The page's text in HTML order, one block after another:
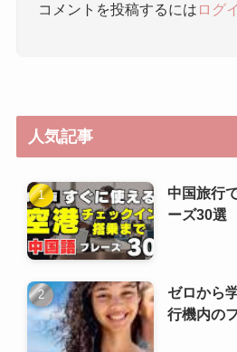
コメントを投稿するには ログ
人気記事
中国旅行
ーズ30選
ゼロから
行機内の